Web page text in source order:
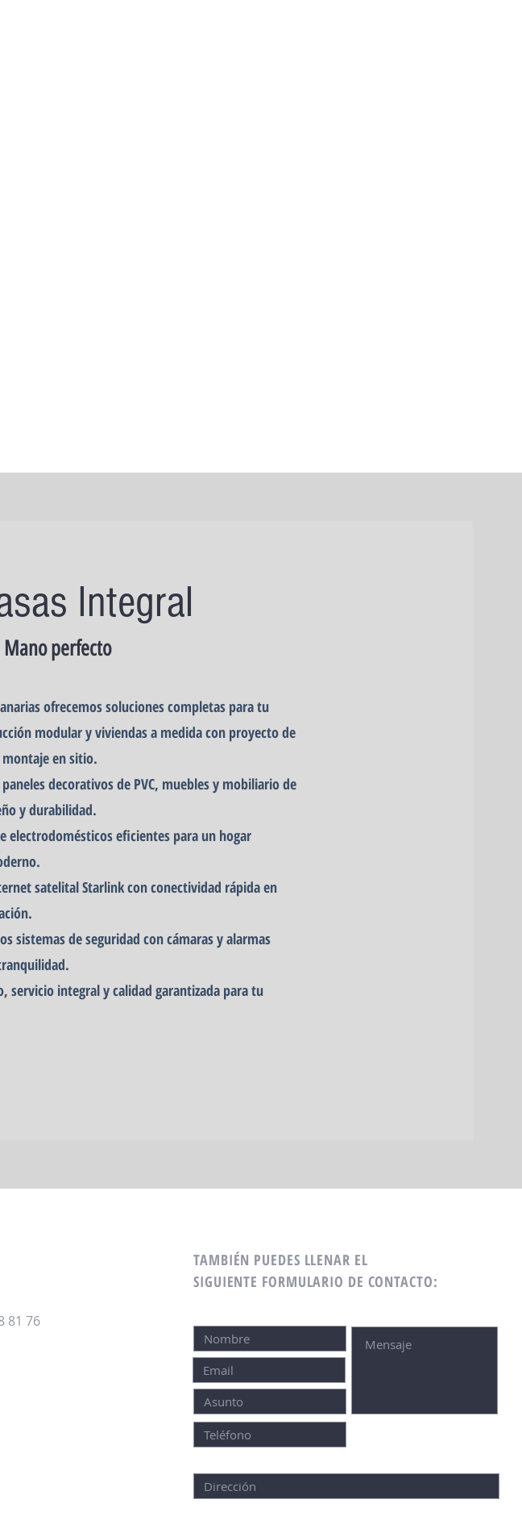
Integral
Mano perfecto
ofrecemos soluciones completas para tu
modular y viviendas a medida con proyecto de
en sitio.
decorativos de PVC, muebles y mobiliario de
y durabilidad.
electrodomésticos eficientes para un hogar
satelital Starlink con conectividad rápida en
sistemas de seguridad con cámaras y alarmas
servicio integral y calidad garantizada para tu
81 76
TAMBIÉN PUEDES LLENAR EL
SIGUIENTE FORMULARIO DE CONTACTO: